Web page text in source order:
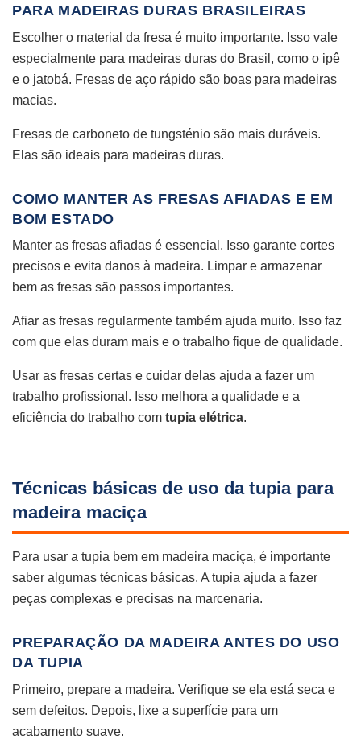
PARA MADEIRAS DURAS BRASILEIRAS
Escolher o material da fresa é muito importante. Isso vale
especialmente para madeiras duras do Brasil, como o ipê
e o jatobá. Fresas de aço rápido são boas para madeiras
macias.
Fresas de carboneto de tungsténio são mais duráveis.
Elas são ideais para madeiras duras.
COMO MANTER AS FRESAS AFIADAS E EM
BOM ESTADO
Manter as fresas afiadas é essencial. Isso garante cortes
precisos e evita danos à madeira. Limpar e armazenar
bem as fresas são passos importantes.
Afiar as fresas regularmente também ajuda muito. Isso faz
com que elas duram mais e o trabalho fique de qualidade.
Usar as fresas certas e cuidar delas ajuda a fazer um
trabalho profissional. Isso melhora a qualidade e a
eficiência do trabalho com tupia elétrica.
Técnicas básicas de uso da tupia para
madeira maciça
Para usar a tupia bem em madeira maciça, é importante
saber algumas técnicas básicas. A tupia ajuda a fazer
peças complexas e precisas na marcenaria.
PREPARAÇÃO DA MADEIRA ANTES DO USO
DA TUPIA
Primeiro, prepare a madeira. Verifique se ela está seca e
sem defeitos. Depois, lixe a superfície para um
acabamento suave.